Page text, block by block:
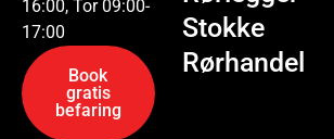
16:00, Tor 09:00-
17:00
Book
gratis
befaring
Stokke
Rørhandel